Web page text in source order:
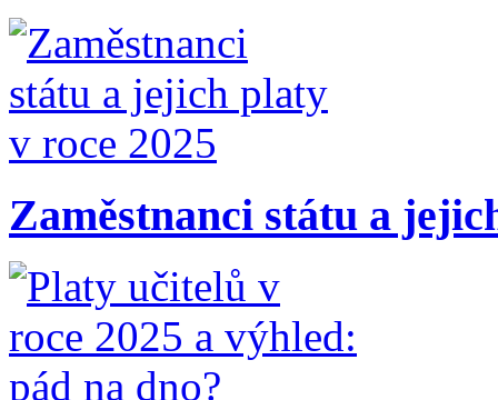
Zaměstnanci státu a